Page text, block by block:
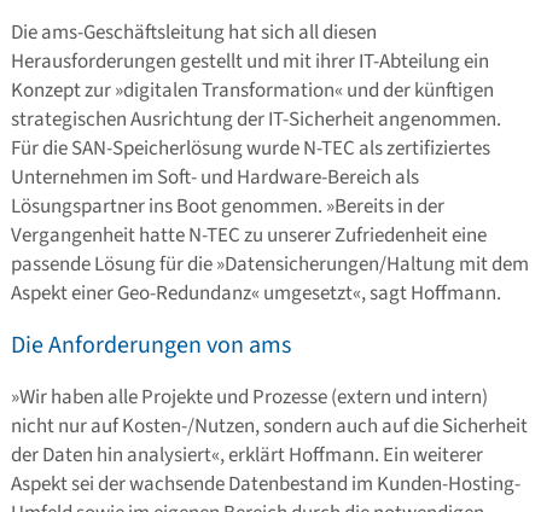
Die ams-Geschäftsleitung hat sich all diesen
Herausforderungen gestellt und mit ihrer IT-Abteilung ein
Konzept zur »digitalen Transformation« und der künftigen
strategischen Ausrichtung der IT-Sicherheit angenommen.
Für die SAN-Speicherlösung wurde N-TEC als zertifiziertes
Unternehmen im Soft- und Hardware-Bereich als
Lösungspartner ins Boot genommen. »Bereits in der
Vergangenheit hatte N-TEC zu unserer Zufriedenheit eine
passende Lösung für die »Datensicherungen/Haltung mit dem
Aspekt einer Geo-Redundanz« umgesetzt«, sagt Hoffmann.
Die Anforderungen von ams
»Wir haben alle Projekte und Prozesse (extern und intern)
nicht nur auf Kosten-/Nutzen, sondern auch auf die Sicherheit
der Daten hin analysiert«, erklärt Hoffmann. Ein weiterer
Aspekt sei der wachsende Datenbestand im Kunden-Hosting-